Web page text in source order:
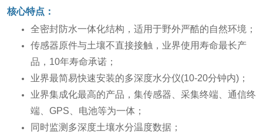
核心特点：
全密封防水一体化结构，适用于野外严酷的自然环境；
传感器原件与土壤不直接接触，业界使用寿命最长产
品，10年寿命承诺；
业界最简易快速安装的多深度水分仪(10-20分钟内)；
业界集成化最高的产品，集传感器、采集终端、通信终
端、GPS、电池等为一体；
同时监测多深度土壤水分温度数据；